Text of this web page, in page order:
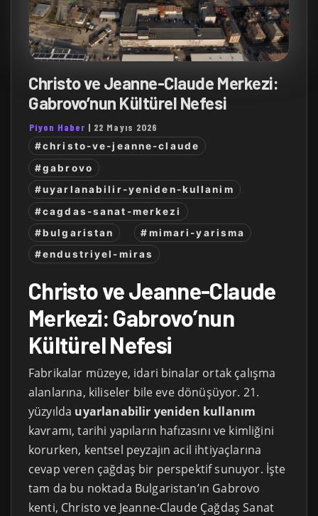
Christo ve Jeanne-Claude Merkezi:
Gabrovo’nun Kültürel Nefesi
Piyon Haber | 22 Mayıs 2026
#christo-ve-jeanne-claude
#gabrovo
#uyarlanabilir-yeniden-kullanim
#cagdas-sanat-merkezi
#bulgaristan
#mimari-yarisma
#endustriyel-miras
Christo ve Jeanne-Claude
Merkezi: Gabrovo’nun
Kültürel Nefesi
Fabrikalar müzeye, idari binalar ortak çalışma
alanlarına, kiliseler bile eve dönüşüyor. 21.
yüzyılda uyarlanabilir yeniden kullanım
kavramı, tarihi yapıların hafızasını ve kimliğini
korurken, kentsel peyzajın acil ihtiyaçlarına
cevap veren çağdaş bir perspektif sunuyor. İşte
tam da bu noktada Bulgaristan’ın Gabrovo
kenti, Christo ve Jeanne-Claude Çağdaş Sanat